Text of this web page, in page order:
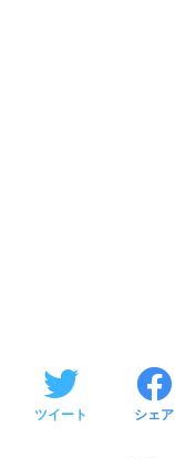
ツイート シェア